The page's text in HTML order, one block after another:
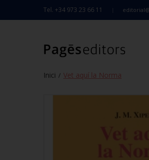
Tel. +34 973 23 66 11
Inici / Vet aquí la Norma